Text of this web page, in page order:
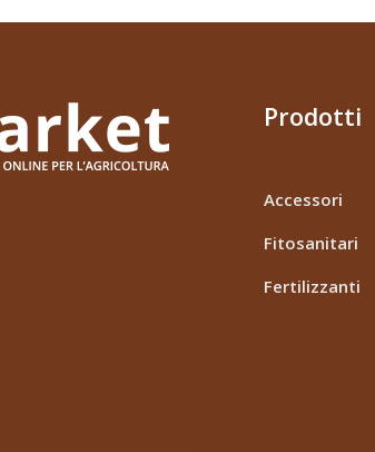
Prodotti
Accessori
Fitosanitari
Fertilizzanti